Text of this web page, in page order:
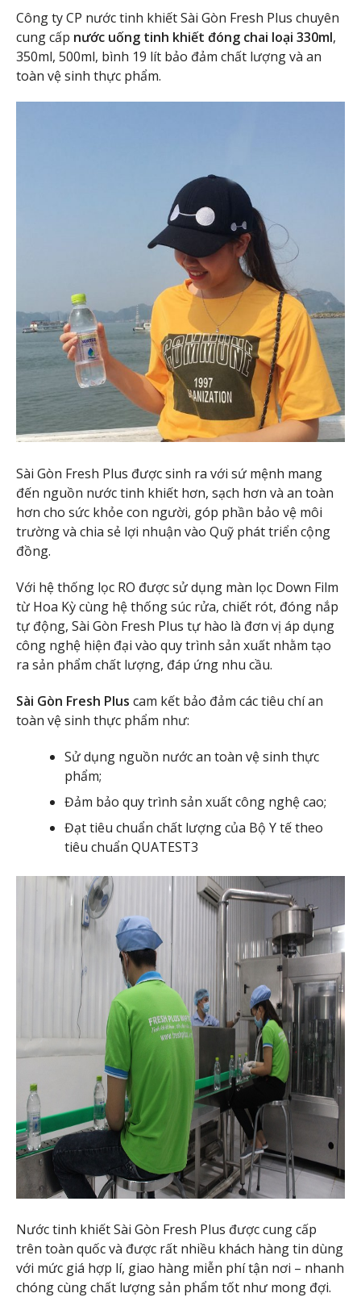
Công ty CP nước tinh khiết Sài Gòn Fresh Plus chuyên
cung cấp nước uống tinh khiết đóng chai loại 330ml,
350ml, 500ml, bình 19 lít bảo đảm chất lượng và an
toàn vệ sinh thực phẩm.
Sài Gòn Fresh Plus được sinh ra với sứ mệnh mang
đến nguồn nước tinh khiết hơn, sạch hơn và an toàn
hơn cho sức khỏe con người, góp phần bảo vệ môi
trường và chia sẻ lợi nhuận vào Quỹ phát triển cộng
đồng.
Với hệ thống lọc RO được sử dụng màn lọc Down Film
từ Hoa Kỳ cùng hệ thống súc rửa, chiết rót, đóng nắp
tự động, Sài Gòn Fresh Plus tự hào là đơn vị áp dụng
công nghệ hiện đại vào quy trình sản xuất nhằm tạo
ra sản phẩm chất lượng, đáp ứng nhu cầu.
Sài Gòn Fresh Plus cam kết bảo đảm các tiêu chí an
toàn vệ sinh thực phẩm như:
Sử dụng nguồn nước an toàn vệ sinh thực
phẩm;
Đảm bảo quy trình sản xuất công nghệ cao;
Đạt tiêu chuẩn chất lượng của Bộ Y tế theo
tiêu chuẩn QUATEST3
Nước tinh khiết Sài Gòn Fresh Plus được cung cấp
trên toàn quốc và được rất nhiều khách hàng tin dùng
với mức giá hợp lí, giao hàng miễn phí tận nơi – nhanh
chóng cùng chất lượng sản phẩm tốt như mong đợi.